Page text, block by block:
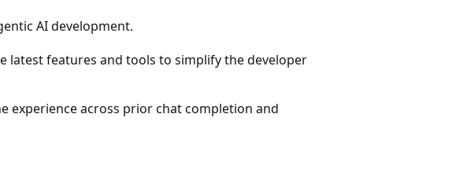
AI development.
latest features and tools to simplify the developer
experience across prior chat completion and